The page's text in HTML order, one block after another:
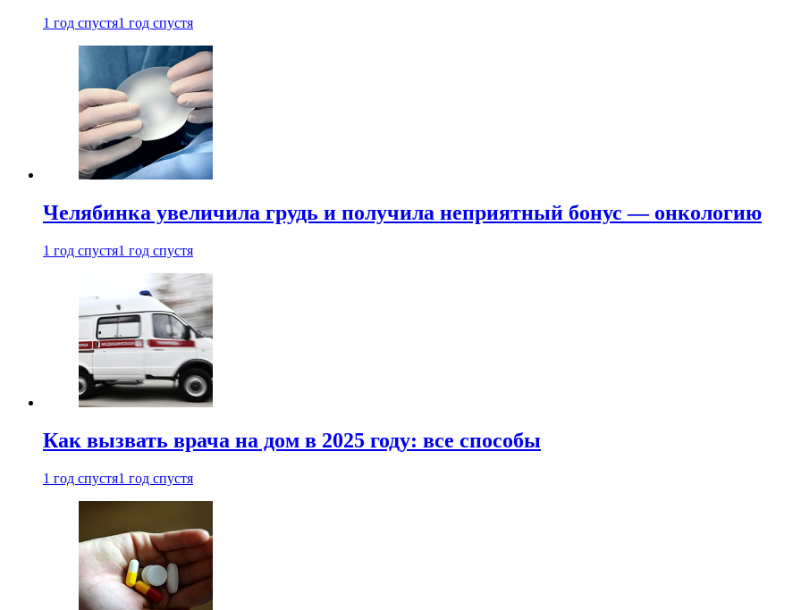
1 год спустя1 год спустя
Челябинка увеличила грудь и получила неприятный бонус — онкологию
1 год спустя1 год спустя
Как вызвать врача на дом в 2025 году: все способы
1 год спустя1 год спустя